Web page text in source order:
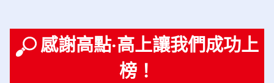
感謝高點‧高上讓我們成功上
榜！